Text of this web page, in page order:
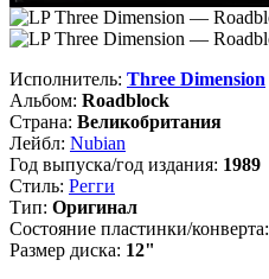
Исполнитель: Three Dimension
Альбом: Roadblock
Страна: Великобритания
Лейбл: Nubian
Год выпуска/год издания: 1989
Стиль: Регги
Тип: Оригинал
Состояние пластинки/конверта:
Размер диска: 12"